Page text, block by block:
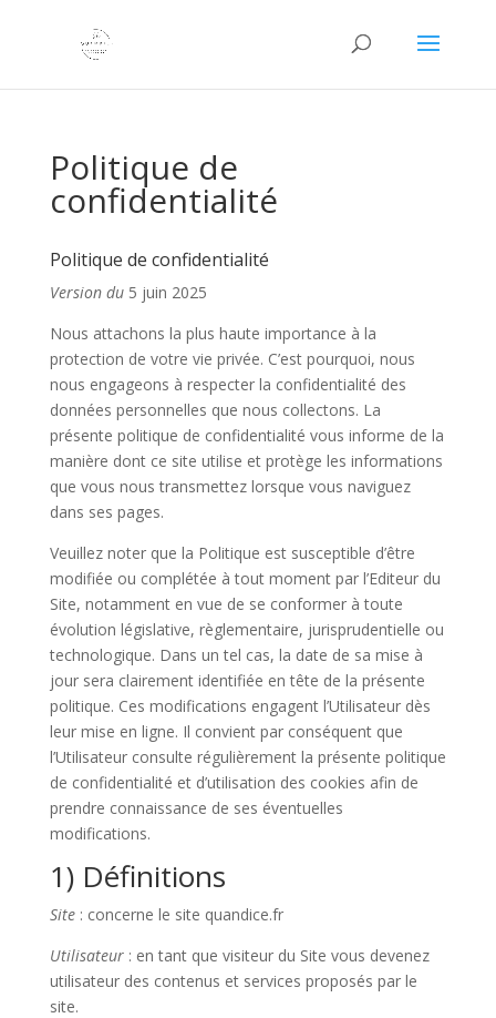
Politique de
confidentialité
Politique de confidentialité
Version du 5 juin 2025
Nous attachons la plus haute importance à la
protection de votre vie privée. C’est pourquoi, nous
nous engageons à respecter la confidentialité des
données personnelles que nous collectons. La
présente politique de confidentialité vous informe de la
manière dont ce site utilise et protège les informations
que vous nous transmettez lorsque vous naviguez
dans ses pages.
Veuillez noter que la Politique est susceptible d’être
modifiée ou complétée à tout moment par l’Editeur du
Site, notamment en vue de se conformer à toute
évolution législative, règlementaire, jurisprudentielle ou
technologique. Dans un tel cas, la date de sa mise à
jour sera clairement identifiée en tête de la présente
politique. Ces modifications engagent l’Utilisateur dès
leur mise en ligne. Il convient par conséquent que
l’Utilisateur consulte régulièrement la présente politique
de confidentialité et d’utilisation des cookies afin de
prendre connaissance de ses éventuelles
modifications.
1) Définitions
Site: concerne le site quandice.fr
Utilisateur: en tant que visiteur du Site vous devenez
utilisateur des contenus et services proposés par le
site.